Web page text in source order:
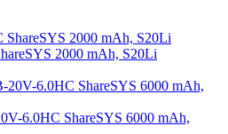
2000 mAh, S20Li
6.0HC ShareSYS 6000 mAh,